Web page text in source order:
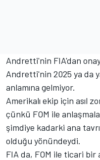
Andretti'nin FIA'dan
Andretti'nin 2025 ya da
anlamına gelmiyor.
Amerikalı ekip için asıl
çünkü FOM ile
şimdiye kadarki ana
olduğu yönündeydi.
FIA da, FOM ile ticari bir